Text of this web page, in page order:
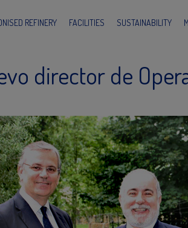
REFINERY FACILITIES SUSTAINABILITY
director de